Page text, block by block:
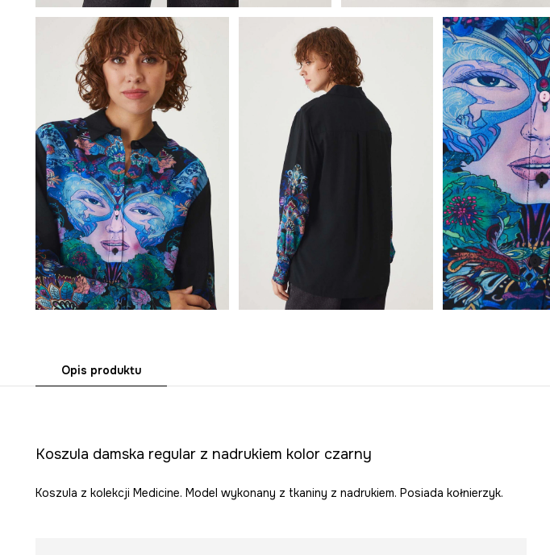
Opis produktu
Koszula damska regular z nadrukiem kolor czarny
Koszula z kolekcji Medicine. Model wykonany z tkaniny z nadrukiem. Posiada kołnierzyk.